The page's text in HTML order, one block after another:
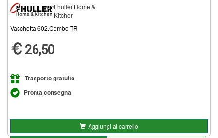
Fhuller Home &
Kitchen
Vaschetta 602.Combo TR
26,50
Trasporto gratuito
Pronta consegna
Aggiungi al carrello